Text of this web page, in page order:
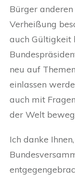
Bürger
Verheißung
auch Gültigkeit
neu auf
einlassen
auch mit
der Welt
Ich danke